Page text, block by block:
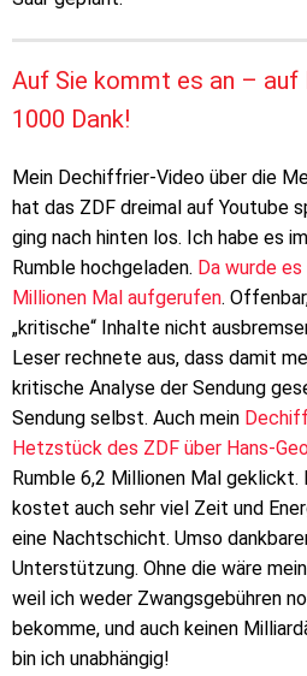
Auf Sie kommt es an – auf
1000 Dank!
Mein Dechiffrier-Video über die
hat das ZDF dreimal auf Youtube
ging nach hinten los. Ich habe es
Rumble hochgeladen. Da wurde
Millionen Mal aufgerufen.
„kritische“ Inhalte nicht
Leser rechnete aus, dass damit
kritische Analyse der Sendung
Sendung selbst. Auch mein
Hetzstück des ZDF über Hans-
Rumble 6,2 Millionen Mal
kostet auch sehr viel Zeit und
eine Nachtschicht. Umso
Unterstützung. Ohne die wäre
weil ich weder Zwangsgebühren
bekomme, und auch keinen
bin ich unabhängig!